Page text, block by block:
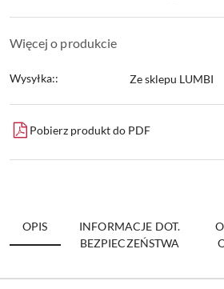
Więcej o produkcie
Wysyłka:: Ze sklepu LUMBI
Pobierz produkt do PDF
OPIS
INFORMACJE DOT.
BEZPIECZEŃSTWA